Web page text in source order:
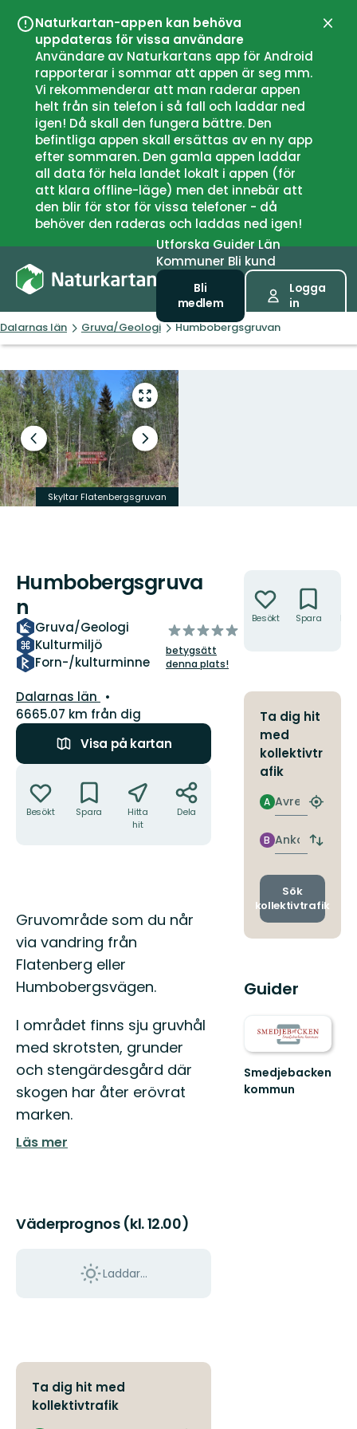
Naturkartan-appen kan behöva
uppdateras för vissa användare
Användare av Naturkartans app för Android
rapporterar i sommar att appen är seg mm.
Vi rekommenderar att man raderar appen
helt från sin telefon i så fall och laddar ned
igen! Då skall den fungera bättre. Den
befintliga appen skall ersättas av en ny app
efter sommaren. Den gamla appen laddar
all data för hela landet lokalt i appen (för
att klara offline-läge) men det innebär att
den blir för stor för vissa telefoner - då
behöver den raderas och laddas ned igen!
UtforskaGuiderLän
Kommuner Bli kund
Bli
medlem
Logga
in
Dalarnas län Gruva/Geologi Humbobergsgruvan
Gå
till
helskärmsläge
Föregående
bild
Nästa
bildspel
Skyltar Flatenbergsgruvan
Humbobergsgruva
n
Gruva/Geologi
Kulturmiljö
Forn-/kulturminne
av
5
stjärnor
betygsätt
denna plats!
Län:
Dalarnas län
6665.07 km från dig
Visa på kartan
Besökt Spara
Hitta
hit
Dela
Beskrivning
Gruvområde som du når
via vandring från
Flatenberg eller
Humbobergsvägen.
I området finns sju gruvhål
med skrotsten, grunder
och stengärdesgård där
skogen har åter erövrat
marken.
Läs mer
Väderprognos (kl. 12.00)
Laddar...
Ta dig hit med
kollektivtrafik
Besökt Spara
Ta dig hit
med
kollektivtr
afik
Avresa
A
Hitta
Ankomst
B
Byt
och
Sök
kollektivtrafik
Guider
Smedjebacken
kommun